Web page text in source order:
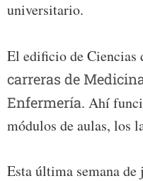
universitario.
El edificio de Ciencias
carreras de
Enfermería. Ahí
módulos de aulas, los
Esta última semana